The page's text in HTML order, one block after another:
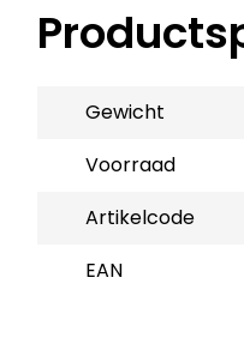
Gewicht
Voorraad
Artikelcode
EAN